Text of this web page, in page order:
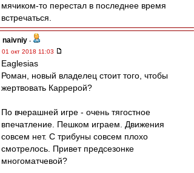
мячиком-то перестал в последнее время
встречаться.
naivniy -
01 окт 2018 11:03
Eaglesias
Роман, новый владелец стоит того, чтобы
жертвовать Каррерой?
По вчерашней игре - очень тягостное
впечатление. Пешком играем. Движения
совсем нет. С трибуны совсем плохо
смотрелось. Привет предсезонке
многоматчевой?